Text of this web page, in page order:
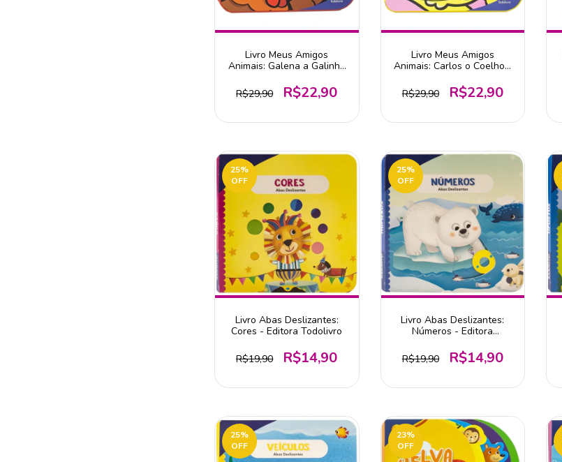
Livro Meus Amigos
Animais: Galena a Galinha
R$29,90
R$22,90
Livro Meus Amigos
Animais: Carlos o Coelho -
R$29,90
R$22,90
25%
OFF
Livro Abas Deslizantes:
Cores - Editora Todolivro
R$19,90 R$14,90
25%
OFF
Livro Abas Deslizantes:
Números - Editora
R$19,90
R$14,90
25%
OFF
23%
OFF